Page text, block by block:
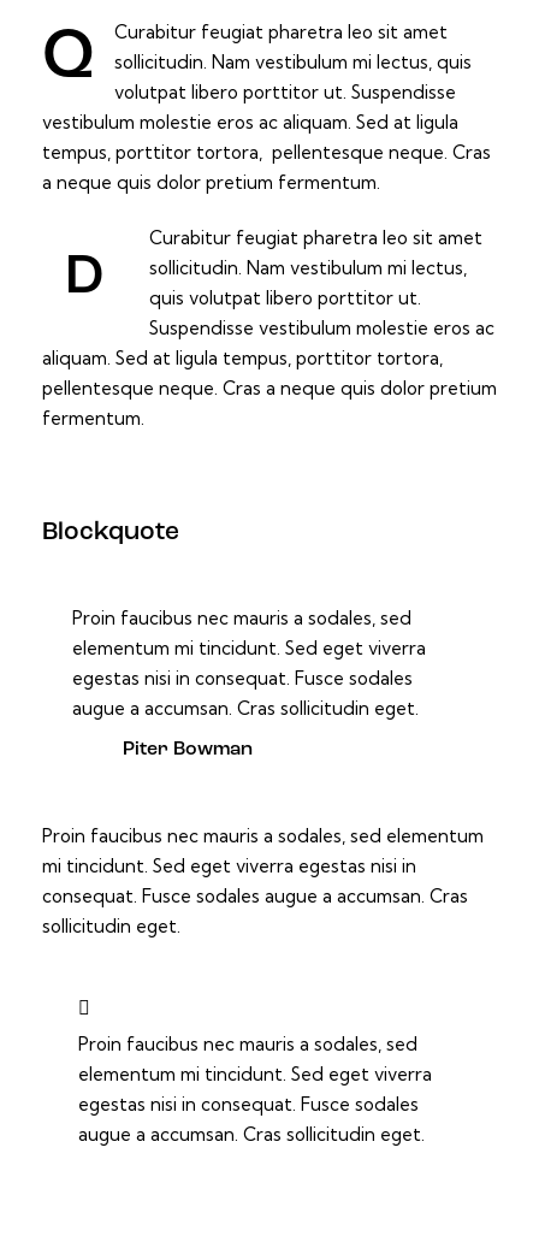
Q
Curabitur feugiat pharetra leo sit amet
sollicitudin. Nam vestibulum mi lectus, quis
volutpat libero porttitor ut. Suspendisse
vestibulum molestie eros ac aliquam. Sed at ligula
tempus, porttitor tortora, pellentesque neque. Cras
a neque quis dolor pretium fermentum.
D
Curabitur feugiat pharetra leo sit amet
sollicitudin. Nam vestibulum mi lectus,
quis volutpat libero porttitor ut.
Suspendisse vestibulum molestie eros ac
aliquam. Sed at ligula tempus, porttitor tortora,
pellentesque neque. Cras a neque quis dolor pretium
fermentum.
Blockquote
Proin faucibus nec mauris a sodales, sed
elementum mi tincidunt. Sed eget viverra
egestas nisi in consequat. Fusce sodales
augue a accumsan. Cras sollicitudin eget.
Piter Bowman
Proin faucibus nec mauris a sodales, sed elementum
mi tincidunt. Sed eget viverra egestas nisi in
consequat. Fusce sodales augue a accumsan. Cras
sollicitudin eget.
Proin faucibus nec mauris a sodales, sed
elementum mi tincidunt. Sed eget viverra
egestas nisi in consequat. Fusce sodales
augue a accumsan. Cras sollicitudin eget.